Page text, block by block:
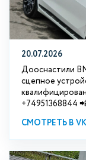
20.07.2026
Дооснастили
сцепное
+74951368844
СМОТРЕТЬ В VK